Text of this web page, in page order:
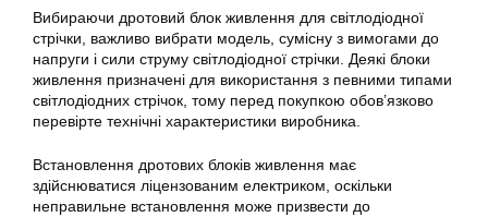
Вибираючи дротовий блок живлення для світлодіодної
стрічки, важливо вибрати модель, сумісну з вимогами до
напруги і сили струму світлодіодної стрічки. Деякі блоки
живлення призначені для використання з певними типами
світлодіодних стрічок, тому перед покупкою обов’язково
перевірте технічні характеристики виробника.
Встановлення дротових блоків живлення має
здійснюватися ліцензованим електриком, оскільки
неправильне встановлення може призвести до